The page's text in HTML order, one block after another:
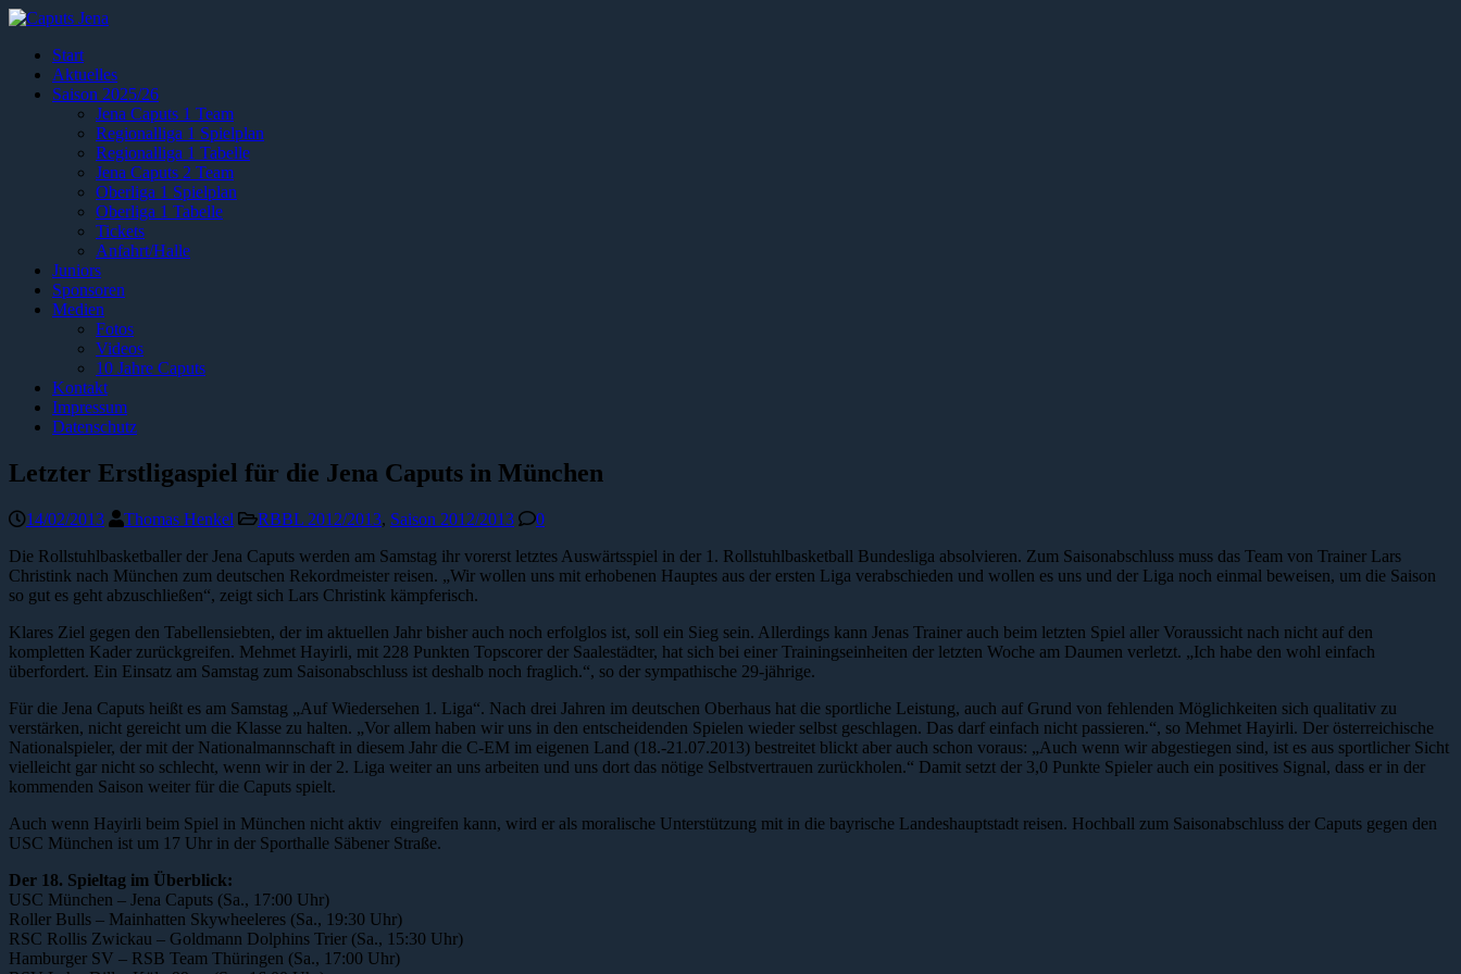
Start
Aktuelles
Saison 2025/26
Jena Caputs 1 Team
Regionalliga 1 Spielplan
Regionalliga 1 Tabelle
Jena Caputs 2 Team
Oberliga 1 Spielplan
Oberliga 1 Tabelle
Tickets
Anfahrt/Halle
Juniors
Sponsoren
Medien
Fotos
Videos
10 Jahre Caputs
Kontakt
Impressum
Datenschutz
Letzter Erstligaspiel für die Jena Caputs in München
14/02/2013 Thomas Henkel RBBL 2012/2013, Saison 2012/2013
0
Die Rollstuhlbasketballer der Jena Caputs werden am Samstag ihr vorerst letztes Auswärtsspiel in der 1. Rollstuhlbasketball Bundesliga absolvieren. Zum Saisonabschluss muss das Team von Trainer Lars
Christink nach München zum deutschen Rekordmeister reisen. „Wir wollen uns mit erhobenen Hauptes aus der ersten Liga verabschieden und wollen es uns und der Liga noch einmal beweisen, um die Saison
so gut es geht abzuschließen“, zeigt sich Lars Christink kämpferisch.
Klares Ziel gegen den Tabellensiebten, der im aktuellen Jahr bisher auch noch erfolglos ist, soll ein Sieg sein. Allerdings kann Jenas Trainer auch beim letzten Spiel aller Voraussicht nach nicht auf den
kompletten Kader zurückgreifen. Mehmet Hayirli, mit 228 Punkten Topscorer der Saalestädter, hat sich bei einer Trainingseinheiten der letzten Woche am Daumen verletzt. „Ich habe den wohl einfach
überfordert. Ein Einsatz am Samstag zum Saisonabschluss ist deshalb noch fraglich.“, so der sympathische 29-jährige.
Für die Jena Caputs heißt es am Samstag „Auf Wiedersehen 1. Liga“. Nach drei Jahren im deutschen Oberhaus hat die sportliche Leistung, auch auf Grund von fehlenden Möglichkeiten sich qualitativ zu
verstärken, nicht gereicht um die Klasse zu halten. „Vor allem haben wir uns in den entscheidenden Spielen wieder selbst geschlagen. Das darf einfach nicht passieren.“, so Mehmet Hayirli. Der österreichische
Nationalspieler, der mit der Nationalmannschaft in diesem Jahr die C-EM im eigenen Land (18.-21.07.2013) bestreitet blickt aber auch schon voraus: „Auch wenn wir abgestiegen sind, ist es aus sportlicher Sicht
vielleicht gar nicht so schlecht, wenn wir in der 2. Liga weiter an uns arbeiten und uns dort das nötige Selbstvertrauen zurückholen.“ Damit setzt der 3,0 Punkte Spieler auch ein positives Signal, dass er in der
kommenden Saison weiter für die Caputs spielt.
Auch wenn Hayirli beim Spiel in München nicht aktiv eingreifen kann, wird er als moralische Unterstützung mit in die bayrische Landeshauptstadt reisen. Hochball zum Saisonabschluss der Caputs gegen den
USC München ist um 17 Uhr in der Sporthalle Säbener Straße.
Der 18. Spieltag im Überblick:
USC München – Jena Caputs (Sa., 17:00 Uhr)
Roller Bulls – Mainhatten Skywheeleres (Sa., 19:30 Uhr)
RSC Rollis Zwickau – Goldmann Dolphins Trier (Sa., 15:30 Uhr)
Hamburger SV – RSB Team Thüringen (Sa., 17:00 Uhr)